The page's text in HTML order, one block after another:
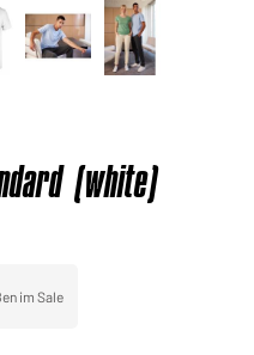
(white)
im Sale